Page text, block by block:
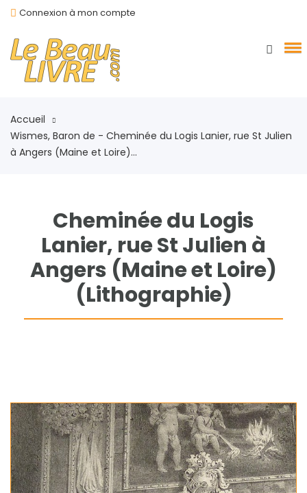
Connexion à mon compte
Accueil
Wismes, Baron de - Cheminée du Logis Lanier, rue St Julien
à Angers (Maine et Loire)...
Cheminée du Logis
Lanier, rue St Julien à
Angers (Maine et Loire)
(Lithographie)